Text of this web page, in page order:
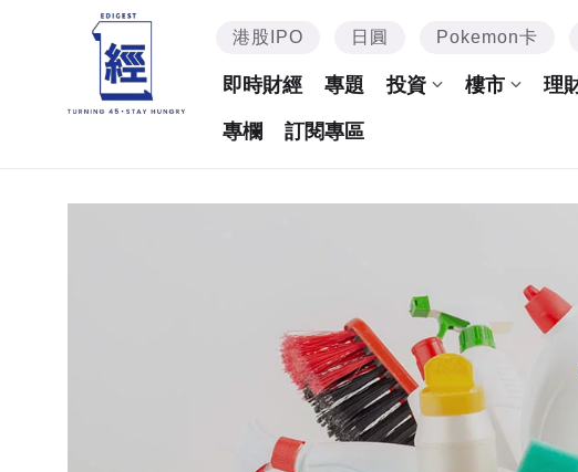
港股IPO 日圓 Pokemon卡
即時財經 專題 投資 樓市 理
專欄 訂閱專區